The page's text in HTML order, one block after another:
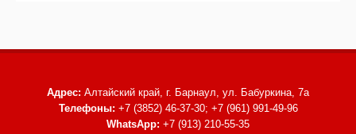
Адрес: Алтайский край, г. Барнаул, ул. Бабуркина, 7а
Телефоны: +7 (3852) 46-37-30; +7 (961) 991-49-96
WhatsApp: +7 (913) 210-55-35